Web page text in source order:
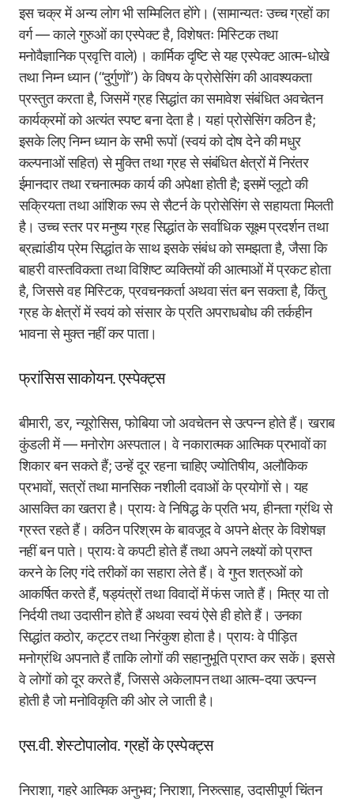
इस चक्र में अन्य लोग भी सम्मिलित होंगे। (सामान्यतः उच्च ग्रहों का
वर्ग — काले गुरुओं का एस्पेक्ट है, विशेषतः मिस्टिक तथा
मनोवैज्ञानिक प्रवृत्ति वाले)। कार्मिक दृष्टि से यह एस्पेक्ट आत्म-धोखे
तथा निम्न ध्यान (“दुर्गुणों”) के विषय के प्रोसेसिंग की आवश्यकता
प्रस्तुत करता है, जिसमें ग्रह सिद्धांत का समावेश संबंधित अवचेतन
कार्यक्रमों को अत्यंत स्पष्ट बना देता है। यहां प्रोसेसिंग कठिन है;
इसके लिए निम्न ध्यान के सभी रूपों (स्वयं को दोष देने की मधुर
कल्पनाओं सहित) से मुक्ति तथा ग्रह से संबंधित क्षेत्रों में निरंतर
ईमानदार तथा रचनात्मक कार्य की अपेक्षा होती है; इसमें प्लूटो की
सक्रियता तथा आंशिक रूप से सैटर्न के प्रोसेसिंग से सहायता मिलती
है। उच्च स्तर पर मनुष्य ग्रह सिद्धांत के सर्वाधिक सूक्ष्म प्रदर्शन तथा
ब्रह्मांडीय प्रेम सिद्धांत के साथ इसके संबंध को समझता है, जैसा कि
बाहरी वास्तविकता तथा विशिष्ट व्यक्तियों की आत्माओं में प्रकट होता
है, जिससे वह मिस्टिक, प्रवचनकर्ता अथवा संत बन सकता है, किंतु
ग्रह के क्षेत्रों में स्वयं को संसार के प्रति अपराधबोध की तर्कहीन
भावना से मुक्त नहीं कर पाता।
फ्रांसिस साकोयन. एस्पेक्ट्स
बीमारी, डर, न्यूरोसिस, फोबिया जो अवचेतन से उत्पन्न होते हैं। खराब
कुंडली में — मनोरोग अस्पताल। वे नकारात्मक आत्मिक प्रभावों का
शिकार बन सकते हैं; उन्हें दूर रहना चाहिए ज्योतिषीय, अलौकिक
प्रभावों, सत्रों तथा मानसिक नशीली दवाओं के प्रयोगों से। यह
आसक्ति का खतरा है। प्रायः वे निषिद्ध के प्रति भय, हीनता ग्रंथि से
ग्रस्त रहते हैं। कठिन परिश्रम के बावजूद वे अपने क्षेत्र के विशेषज्ञ
नहीं बन पाते। प्रायः वे कपटी होते हैं तथा अपने लक्ष्यों को प्राप्त
करने के लिए गंदे तरीकों का सहारा लेते हैं। वे गुप्त शत्रुओं को
आकर्षित करते हैं, षड्यंत्रों तथा विवादों में फंस जाते हैं। मित्र या तो
निर्दयी तथा उदासीन होते हैं अथवा स्वयं ऐसे ही होते हैं। उनका
सिद्धांत कठोर, कट्टर तथा निरंकुश होता है। प्रायः वे पीड़ित
मनोग्रंथि अपनाते हैं ताकि लोगों की सहानुभूति प्राप्त कर सकें। इससे
वे लोगों को दूर करते हैं, जिससे अकेलापन तथा आत्म-दया उत्पन्न
होती है जो मनोविकृति की ओर ले जाती है।
एस.वी. शेस्टोपालोव. ग्रहों के एस्पेक्ट्स
निराशा, गहरे आत्मिक अनुभव; निराशा, निरुत्साह, उदासीपूर्ण चिंतन